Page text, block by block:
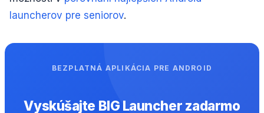
launcherov pre seniorov.
BEZPLATNÁ APLIKÁCIA PRE ANDROID
Vyskúšajte BIG Launcher zadarmo